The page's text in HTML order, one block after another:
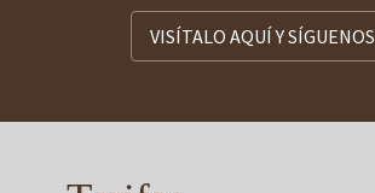
VISÍTALO AQUÍ Y SÍGUENOS